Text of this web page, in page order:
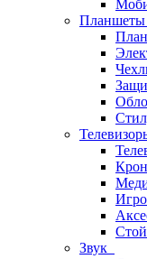
Планшеты
Звук